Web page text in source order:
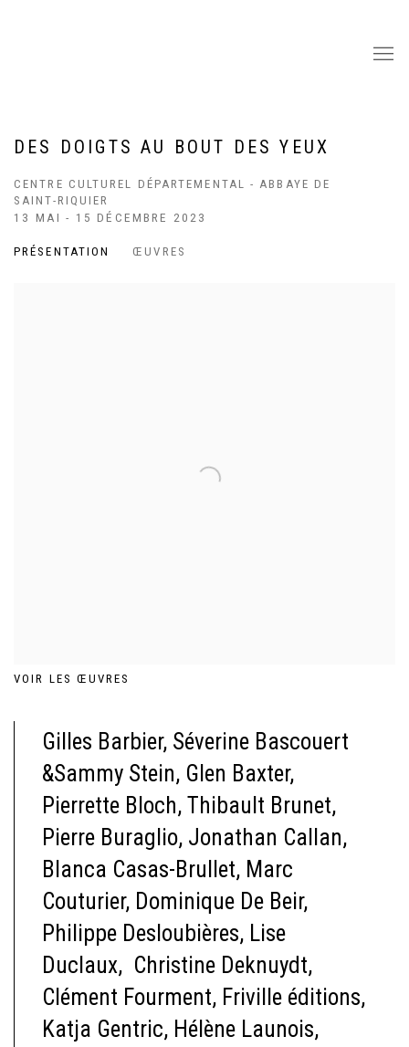
DES DOIGTS AU BOUT DES YEUX
CENTRE CULTUREL DÉPARTEMENTAL - ABBAYE DE
SAINT-RIQUIER
13 MAI - 15 DÉCEMBRE 2023
PRÉSENTATION ŒUVRES
VOIR LES ŒUVRES
Gilles Barbier, Séverine Bascouert
&Sammy Stein, Glen Baxter,
Pierrette Bloch, Thibault Brunet,
Pierre Buraglio, Jonathan Callan,
Blanca Casas-Brullet, Marc
Couturier, Dominique De Beir,
Philippe Desloubières, Lise
Duclaux, Christine Deknuydt,
Clément Fourment, Friville éditions,
Katja Gentric, Hélène Launois,